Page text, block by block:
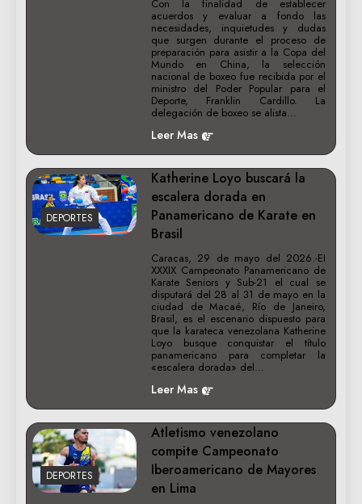
Con la finalidad de establecer
acuerdos y evaluar a fondo las
necesidades, inquietudes y dudas
que surgen durante el proceso de
preparación para asistir a la Copa del
Mundo en China, la selección
nacional de boxeo fue recibida por el
ministro del Poder Popular para el
Deporte, Franklin Cardillo. La
delegación de boxeo se alista…
Leer Mas
DEPORTES
Katherine Loyo buscará la
escalera dorada en
Panamericano de Karate en
Brasil
Caracas, 29 de mayo del 2026.-EI
XXXIX Campeonato Panamericano de
Karate Seniors y Sub-21 el cual se
disputará del 28 al 31 de mayo en la
ciudad de Macaé, Río de Janeiro,
Brasil, es el escenario dispuesto para
que la karateca venezolana Katherine
Loyo busque conquistar el título
panamericano para completar la
«escalera dorada» del…
Leer Mas
DEPORTES
Atletismo venezolano
compite Campeonato
Iberoamericano de Mayores
en Lima